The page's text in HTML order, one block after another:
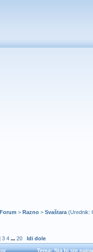
Forum > Razno> Svaštara(Urednik:
3 4 ... 20 Idi dole
Tema: Sta bi ste